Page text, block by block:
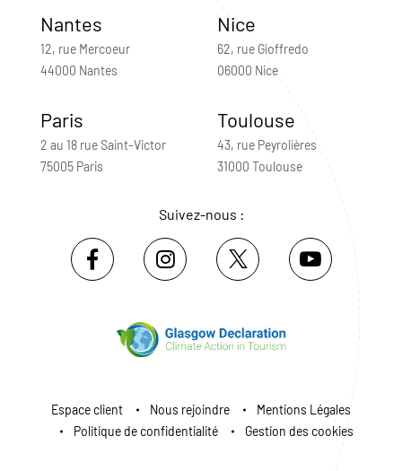
Nantes
12, rue Mercoeur
44000 Nantes
Nice
62, rue Gioffredo
06000 Nice
Paris
2 au 18 rue Saint-Victor
75005 Paris
Toulouse
43, rue Peyrolières
31000 Toulouse
Suivez-nous :
Espace client Nous rejoindre
Mentions Légales
Politique de confidentialité
Gestion des cookies